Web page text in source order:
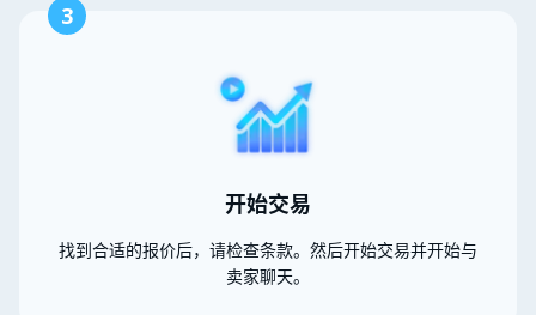
3
开始交易
找到合适的报价后，请检查条款。然后开始交易并开始与
卖家聊天。